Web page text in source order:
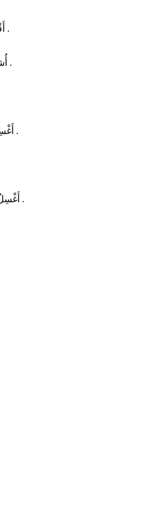
أَقْرَأُ القُرْآنَ في المُصَلَّى .
أُشاهِدُ التِّلْفازَ في الغُرْفَةِ .
أَغْسِلُ الأَطْباقَ في المَطْبَخِ .
أَغْسِلُ المَلابِسَ في الالحَمّامِ .